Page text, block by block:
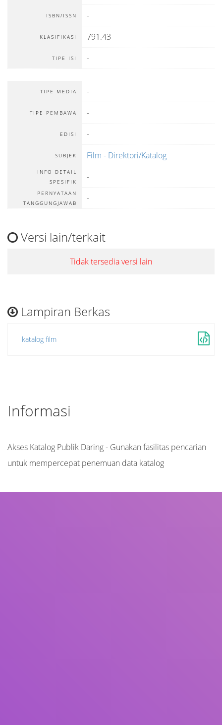
ISBN/ISSN -
KLASIFIKASI 791.43
TIPE ISI -
TIPE MEDIA -
TIPE PEMBAWA -
EDISI -
SUBJEK Film - Direktori/Katalog
INFO DETAIL
SPESIFIK
-
PERNYATAAN
TANGGUNGJAWAB
-
Versi lain/terkait
Tidak tersedia versi lain
Lampiran Berkas
katalog film
Informasi
Akses Katalog Publik Daring - Gunakan fasilitas pencarian
untuk mempercepat penemuan data katalog